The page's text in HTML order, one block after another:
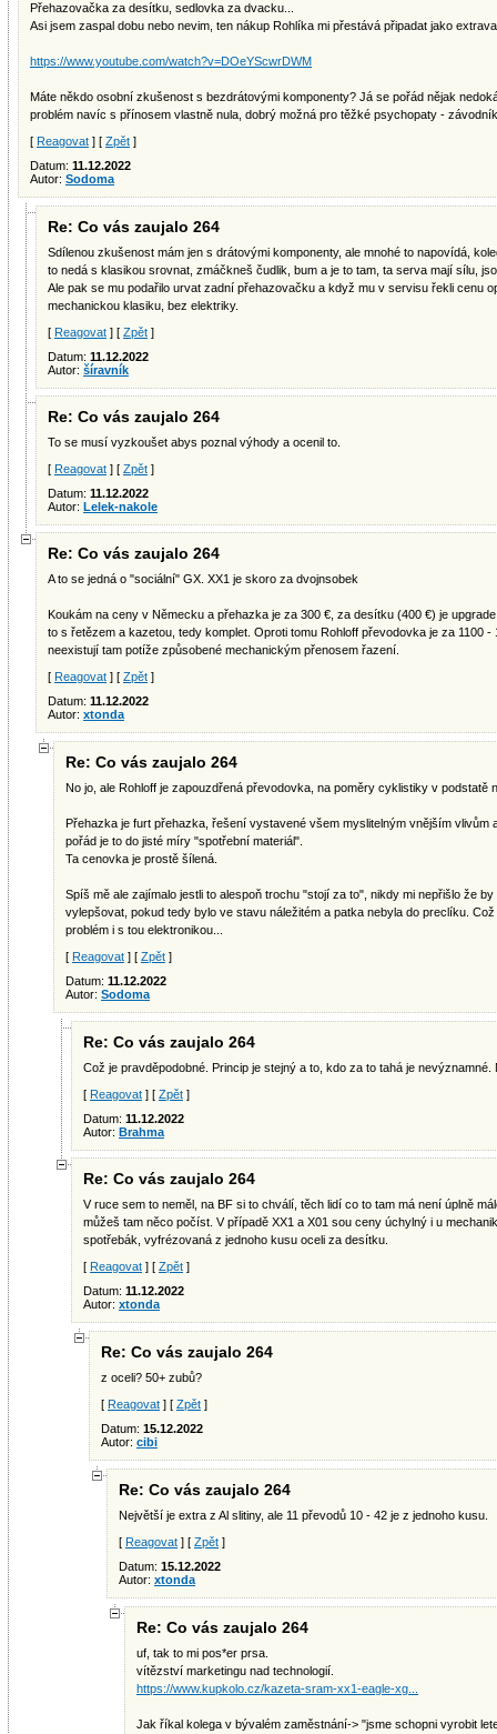
Přehazovačka za desítku, sedlovka za dvacku...
Asi jsem zaspal dobu nebo nevim, ten nákup Rohlíka mi přestává připadat jako
https://www.youtube.com/watch?v=DOeYScwrDWM
Máte někdo osobní zkušenost s bezdrátovými komponenty? Já se pořád nějak
problém navíc s přínosem vlastně nula, dobrý možná pro těžké psychopaty -
[ Reagovat ] [ Zpět ]
Datum: 11.12.2022
Autor: Sodoma
Re: Co vás zaujalo 264
Sdílenou zkušenost mám jen s drátovými komponenty, ale mnohé to napovídá,
to nedá s klasikou srovnat, zmáčkneš čudlik, bum a je to tam, ta serva mají sílu,
Ale pak se mu podařilo urvat zadní přehazovačku a když mu v servisu řekli cenu
mechanickou klasiku, bez elektriky.
[ Reagovat ] [ Zpět ]
Datum: 11.12.2022
Autor: šíravník
Re: Co vás zaujalo 264
To se musí vyzkoušet abys poznal výhody a ocenil to.
[ Reagovat ] [ Zpět ]
Datum: 11.12.2022
Autor: Lelek-nakole
Re: Co vás zaujalo 264
A to se jedná o "sociální" GX. XX1 je skoro za dvojnsobek
Koukám na ceny v Německu a přehazka je za 300 €, za desítku (400 €) je
to s řetězem a kazetou, tedy komplet. Oproti tomu Rohloff převodovka je za 1100 -
neexistují tam potíže způsobené mechanickým přenosem řazení.
[ Reagovat ] [ Zpět ]
Datum: 11.12.2022
Autor: xtonda
Re: Co vás zaujalo 264
No jo, ale Rohloff je zapouzdřená převodovka, na poměry cyklistiky v podstatě
Přehazka je furt přehazka, řešení vystavené všem myslitelným vnějším vlivům
pořád je to do jisté míry "spotřební materiál".
Ta cenovka je prostě šílená.
Spíš mě ale zajímalo jestli to alespoň trochu "stojí za to", nikdy mi nepřišlo že
vylepšovat, pokud tedy bylo ve stavu náležitém a patka nebyla do preclíku.
problém i s tou elektronikou...
[ Reagovat ] [ Zpět ]
Datum: 11.12.2022
Autor: Sodoma
Re: Co vás zaujalo 264
Což je pravděpodobné. Princip je stejný a to, kdo za to tahá je
[ Reagovat ] [ Zpět ]
Datum: 11.12.2022
Autor: Brahma
Re: Co vás zaujalo 264
V ruce sem to neměl, na BF si to chválí, těch lidí co to tam má není úplně
můžeš tam něco počíst. V případě XX1 a X01 sou ceny úchylný i u
spotřebák, vyfrézovaná z jednoho kusu oceli za desítku.
[ Reagovat ] [ Zpět ]
Datum: 11.12.2022
Autor: xtonda
Re: Co vás zaujalo 264
z oceli? 50+ zubů?
[ Reagovat ] [ Zpět ]
Datum: 15.12.2022
Autor: cibi
Re: Co vás zaujalo 264
Největší je extra z Al slitiny, ale 11 převodů 10 - 42 je z jednoho kusu.
[ Reagovat ] [ Zpět ]
Datum: 15.12.2022
Autor: xtonda
Re: Co vás zaujalo 264
uf, tak to mi pos*er prsa.
vítězství marketingu nad technologií.
https://www.kupkolo.cz/kazeta-sram-xx1-eagle-xg...
Jak říkal kolega v bývalém zaměstnání-> "jsme schopni vyrobit